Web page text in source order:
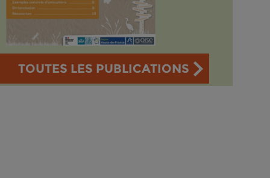
TOUTES LES PUBLICATIONS